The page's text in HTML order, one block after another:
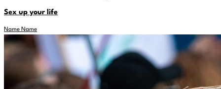
Sex up your life
Name Name